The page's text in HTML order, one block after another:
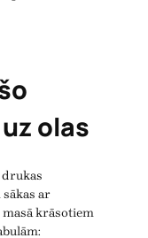
olas
ar
krāsotiem